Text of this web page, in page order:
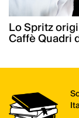
Lo Spritz
Caffè Quadri